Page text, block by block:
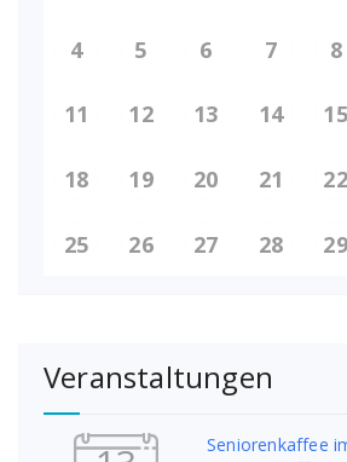
4 5 6 7 8
11 12 13 14 15
18 19 20 21 22
25 26 27 28 29
Veranstaltungen
Seniorenkaffee